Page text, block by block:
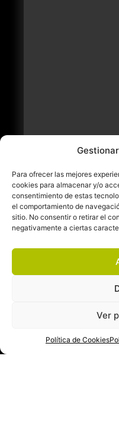
Para ofrecer las mejores
cookies para almacenar y/o
consentimiento de estas
el comportamiento de
sitio. No consentir o retirar el
negativamente a ciertas
Ver
Política de Cookies